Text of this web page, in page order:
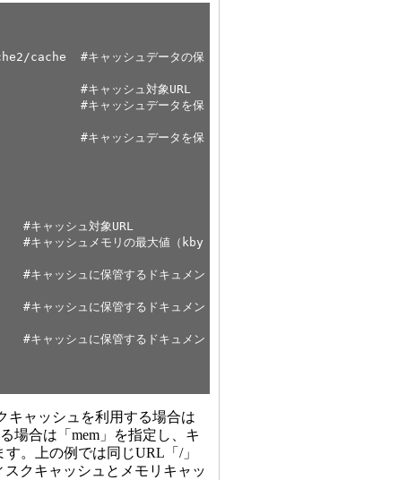
#キャッシュデータの保
ャッシュ対象URL
ッシュデータを保
ッシュデータを保
シュ対象URL
ュメモリの最大値（kby
ッシュに保管するドキュメン
シュに保管するドキュメン
ッシュに保管するドキュメン
キャッシュを利用する場合は
場合は「mem」を指定し、キ
。上の例では同じURL「/」
クキャッシュとメモリキャッ